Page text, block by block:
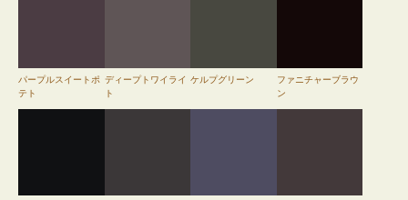
パープルスイートポ
テト
ディープトワイライ
ト
ケルプグリーン
ファニチャーブラウ
ン